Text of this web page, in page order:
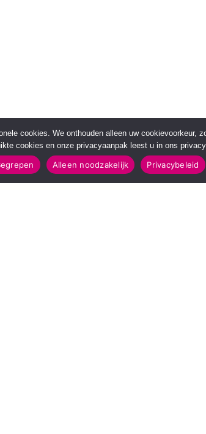
cookies. We onthouden alleen uw cookievoorkeur,
cookies en onze privacyaanpak leest u in ons
Alleen noodzakelijk Privacybeleid